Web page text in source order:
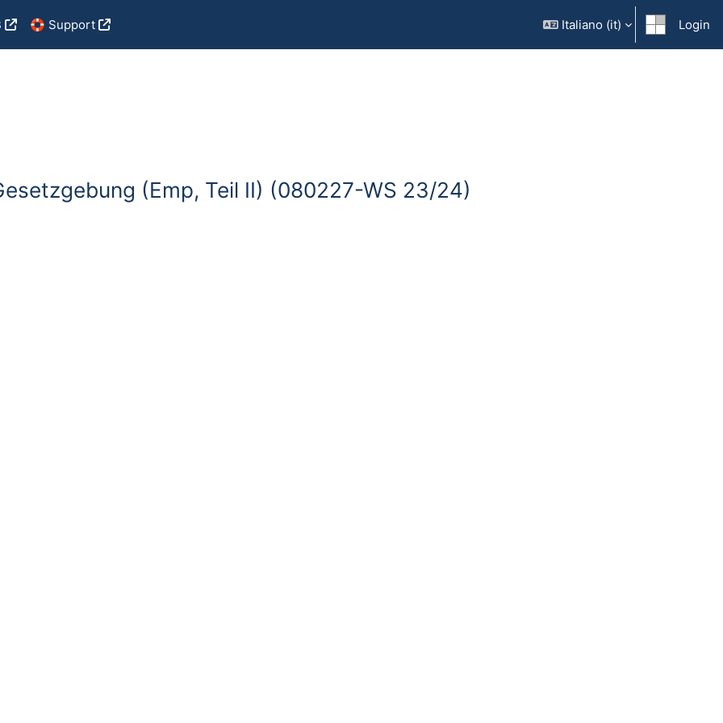
🛟 Support Italiano ‎(it)‎ Login
(Emp, Teil II) (080227-WS 23/24)